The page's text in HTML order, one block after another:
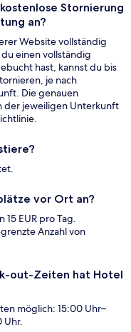
Stornierung
an?
Website vollständig
einen vollständig
hast, kannst du bis
je nach
Die genauen
der jeweiligen Unterkunft
vor Ort an?
15 EUR pro Tag.
Anzahl von
out-Zeiten hat Hotel
möglich: 15:00 Uhr–
Uhr.